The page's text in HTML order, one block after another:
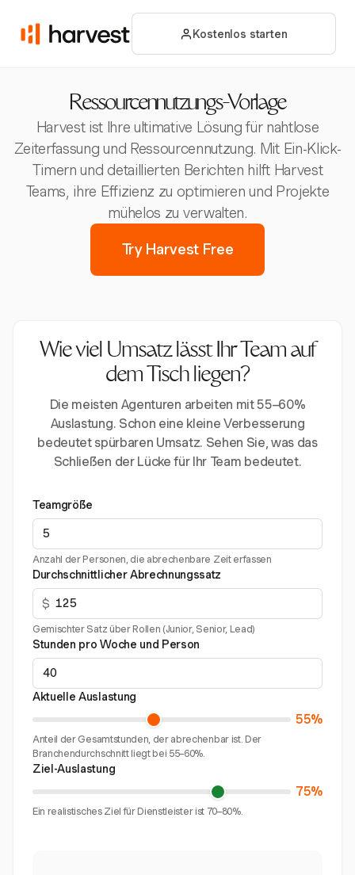
Kostenlos starten
Ressourcennutzungs-Vorlage
Harvest ist Ihre ultimative Lösung für nahtlose
Zeiterfassung und Ressourcennutzung. Mit Ein-Klick-
Timern und detaillierten Berichten hilft Harvest
Teams, ihre Effizienz zu optimieren und Projekte
mühelos zu verwalten.
Try Harvest Free
Wie viel Umsatz lässt Ihr Team auf
dem Tisch liegen?
Die meisten Agenturen arbeiten mit 55–60%
Auslastung. Schon eine kleine Verbesserung
bedeutet spürbaren Umsatz. Sehen Sie, was das
Schließen der Lücke für Ihr Team bedeutet.
Teamgröße
Anzahl der Personen, die abrechenbare Zeit erfassen
Durchschnittlicher Abrechnungssatz
$
Gemischter Satz über Rollen (Junior, Senior, Lead)
Stunden pro Woche und Person
Aktuelle Auslastung
55%
Anteil der Gesamtstunden, der abrechenbar ist. Der
Branchendurchschnitt liegt bei 55–60%.
Ziel-Auslastung
75%
Ein realistisches Ziel für Dienstleister ist 70–80%.